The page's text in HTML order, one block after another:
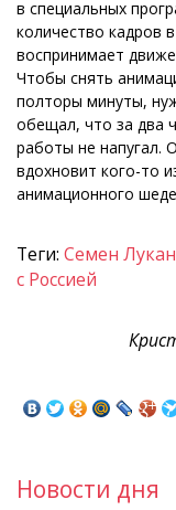
в специальных
количество кадров
воспринимает
Чтобы снять
полторы минуты,
обещал, что за два
работы не напугал.
вдохновит кого-то
анимационного
Теги: Семен
с Россией
Новости дня